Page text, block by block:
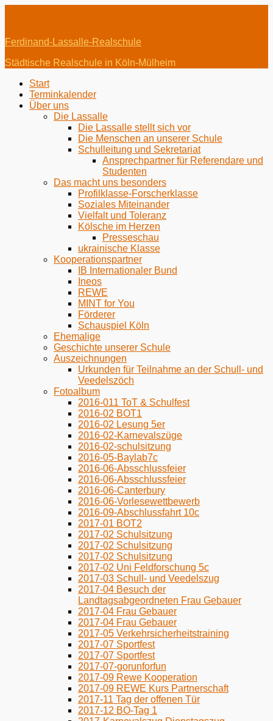
Ferdinand-Lassalle-Realschule
Städtische Realschule in Köln-Mülheim
Erstes
Menü
Zum
Inhalt:
Start
Terminkalender
Über uns
Die Lassalle
Die Lassalle stellt sich vor
Die Menschen an unserer Schule
Schulleitung und Sekretariat
Ansprechpartner für Referendare und
Studenten
Das macht uns besonders
Profilklasse-Forscherklasse
Soziales Miteinander
Vielfalt und Toleranz
Kölsche im Herzen
Presseschau
ukrainische Klasse
Kooperationspartner
IB Internationaler Bund
Ineos
REWE
MINT for You
Förderer
Schauspiel Köln
Ehemalige
Geschichte unserer Schule
Auszeichnungen
Urkunden für Teilnahme an der Schull- und
Veedelszöch
Fotoalbum
2016-011 ToT & Schulfest
2016-02 BOT1
2016-02 Lesung 5er
2016-02-Karnevalszüge
2016-02-schulsitzung
2016-05-Baylab7c
2016-06-Absschlussfeier
2016-06-Absschlussfeier
2016-06-Canterbury
2016-06-Vorlesewettbewerb
2016-09-Abschlussfahrt 10c
2017-01 BOT2
2017-02 Schulsitzung
2017-02 Schulsitzung
2017-02 Schulsitzung
2017-02 Uni Feldforschung 5c
2017-03 Schull- und Veedelszug
2017-04 Besuch der
Landtagsabgeordneten Frau Gebauer
2017-04 Frau Gebauer
2017-04 Frau Gebauer
2017-05 Verkehrsicherheitstraining
2017-07 Sportfest
2017-07 Sportfest
2017-07-gorunforfun
2017-09 Rewe Kooperation
2017-09 REWE Kurs Partnerschaft
2017-11 Tag der offenen Tür
2017-12 BO-Tag 1